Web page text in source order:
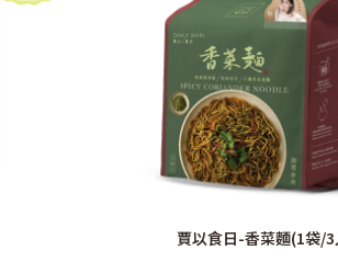
賈以食日-香菜麵(1袋/3